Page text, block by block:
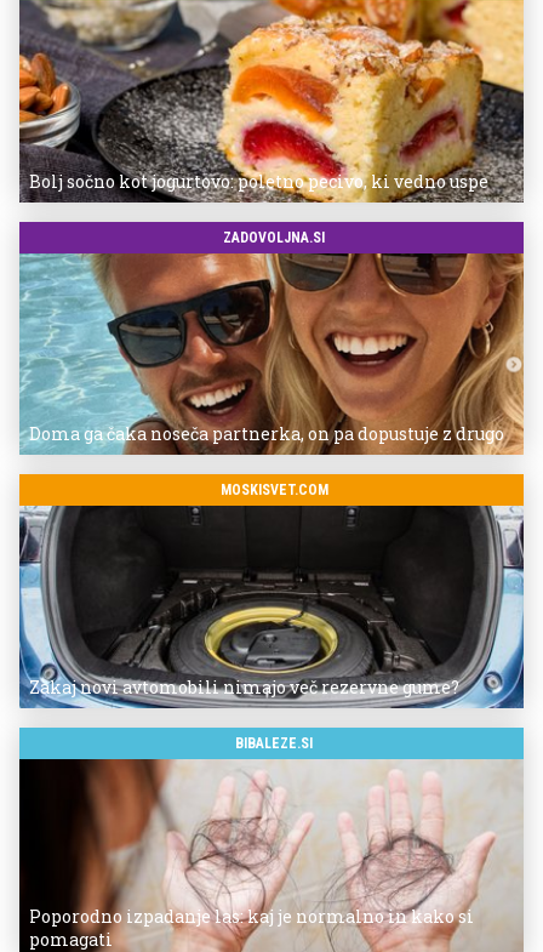
Bolj sočno kot jogurtovo: poletno pecivo, ki vedno uspe
ZADOVOLJNA.SI
Doma ga čaka noseča partnerka, on pa dopustuje z drugo
MOSKISVET.COM
Zakaj novi avtomobili nimajo več rezervne gume?
BIBALEZE.SI
Poporodno izpadanje las: kaj je normalno in kako si
pomagati